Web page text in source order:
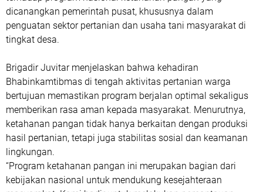
dicanangkan pemerintah pusat, khususnya dalam
penguatan sektor pertanian dan usaha tani masyarakat di
tingkat desa.
Brigadir Juvitar menjelaskan bahwa kehadiran
Bhabinkamtibmas di tengah aktivitas pertanian warga
bertujuan memastikan program berjalan optimal sekaligus
memberikan rasa aman kepada masyarakat. Menurutnya,
ketahanan pangan tidak hanya berkaitan dengan produksi
hasil pertanian, tetapi juga stabilitas sosial dan keamanan
lingkungan.
“Program ketahanan pangan ini merupakan bagian dari
kebijakan nasional untuk mendukung kesejahteraan